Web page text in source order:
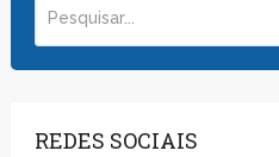
REDES SOCIAIS